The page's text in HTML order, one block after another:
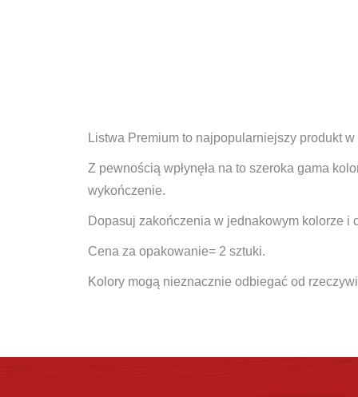
Listwa Premium to najpopularniejszy produkt w
Z pewnością wpłynęła na to szeroka gama
wykończenie.
Dopasuj zakończenia w jednakowym kolorze i
Cena za opakowanie= 2 sztuki.
Kolory mogą nieznacznie odbiegać od